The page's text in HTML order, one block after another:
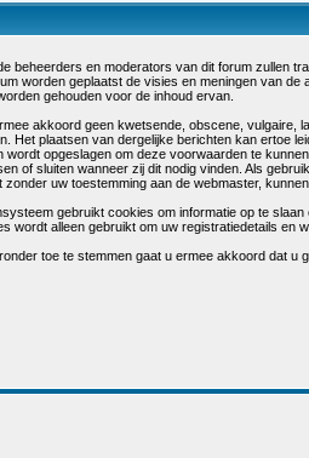
beheerders en moderators van dit forum zullen
worden geplaatst de visies en meningen van
gehouden voor de inhoud ervan.
akkoord geen kwetsende, obscene, vulgaire,
Het plaatsen van dergelijke berichten kan ertoe
wordt opgeslagen om deze voorwaarden te
of sluiten wanneer zij dit nodig vinden. Als
zonder uw toestemming aan de webmaster,
gebruikt cookies om informatie op te
wordt alleen gebruikt om uw registratiedetails en
toe te stemmen gaat u ermee akkoord dat u